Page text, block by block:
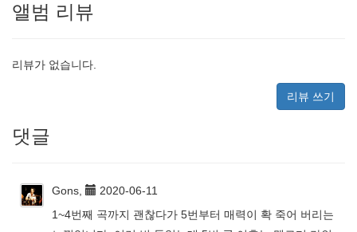
앨범 리뷰
리뷰가 없습니다.
리뷰 쓰기
댓글
Gons,
2020-06-11
1~4번째 곡까지 괜찮다가 5번부터 매력이 확 죽어 버리는